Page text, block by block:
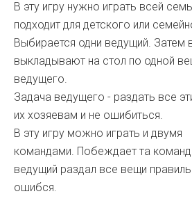
В эту игру нужно играть всей
подходит для детского или
Выбирается одни ведущий. Затем
выкладывают на стол по одной
ведущего.
Задача ведущего - раздать все
их хозяевам и не ошибиться.
В эту игру можно играть и двумя
командами. Побеждает та
ведущий раздал все вещи
ошибся.